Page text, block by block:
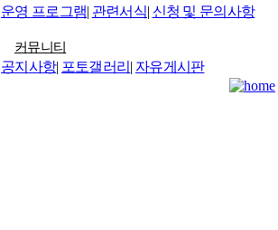
운영 프로그램| 관련서식| 신청 및 문의사항
커뮤니티
공지사항| 포토갤러리 | 자유게시판